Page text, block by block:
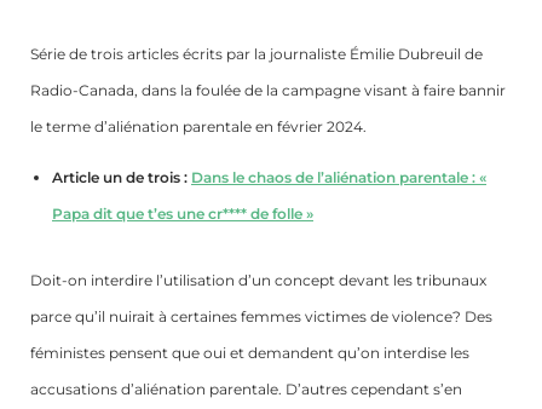
Série de trois articles écrits par la journaliste Émilie Dubreuil de
Radio-Canada, dans la foulée de la campagne visant à faire bannir
le terme d’aliénation parentale en février 2024.
Article un de trois : Dans le chaos de l’aliénation parentale : «
Papa dit que t’es une cr**** de folle »
Doit-on interdire l’utilisation d’un concept devant les tribunaux
parce qu’il nuirait à certaines femmes victimes de violence? Des
féministes pensent que oui et demandent qu’on interdise les
accusations d’aliénation parentale. D’autres cependant s’en